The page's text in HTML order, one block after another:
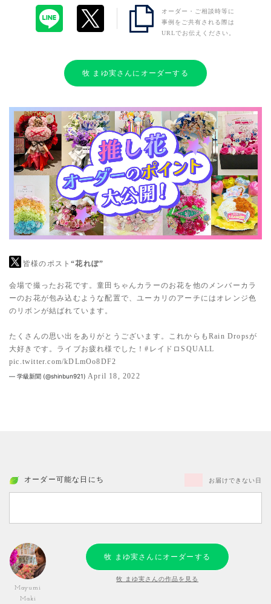
オーダー・ご相談時等に
事例をご共有される際は
URLでお伝えください。
牧 まゆ実さんにオーダーする
皆様のポスト“花れぽ”
会場で撮ったお花です。童田ちゃんカラーのお花を他のメンバーカラ
ーのお花が包み込むような配置で、ユーカリのアーチにはオレンジ色
のリボンが結ばれています。
たくさんの思い出をありがとうございます。これからもRain Dropsが
大好きです。ライブお疲れ様でした！#レイドロSQUALL
pic.twitter.com/kDLmOo8DF2
— 学級新聞 (@shinbun921) April 18, 2022
オーダー可能な日にち お届けできない日
Mayumi
Maki
牧 まゆ実さんにオーダーする
牧 まゆ実さんの作品を見る